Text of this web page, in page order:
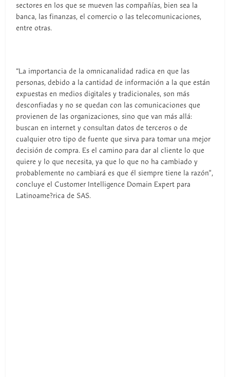
sectores en los que se mueven las compañías, bien sea la
banca, las finanzas, el comercio o las telecomunicaciones,
entre otras.
“La importancia de la omnicanalidad radica en que las
personas, debido a la cantidad de información a la que están
expuestas en medios digitales y tradicionales, son más
desconfiadas y no se quedan con las comunicaciones que
provienen de las organizaciones, sino que van más allá:
buscan en internet y consultan datos de terceros o de
cualquier otro tipo de fuente que sirva para tomar una mejor
decisión de compra. Es el camino para dar al cliente lo que
quiere y lo que necesita, ya que lo que no ha cambiado y
probablemente no cambiará es que él siempre tiene la razón”,
concluye el Customer Intelligence Domain Expert para
Latinoame?rica de SAS.